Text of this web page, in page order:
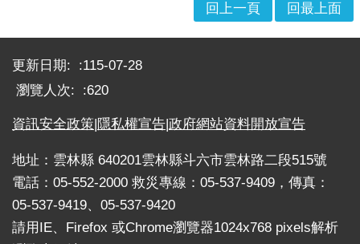
捐
款、
募
及
災
害
救
助
資
回上一頁 回最上面
更新日期:
115-07-28
瀏覽人次:
620
資訊安全政策|隱私權宣告|政府網站資料開放宣告
地址：雲林縣 640201雲林縣斗六市雲林路二段515號
電話：05-552-2000 救災專線：05-537-9409，傳真：
05-537-9419、05-537-9420
請用IE、Firefox 或Chrome瀏覽器1024x768 pixels解析